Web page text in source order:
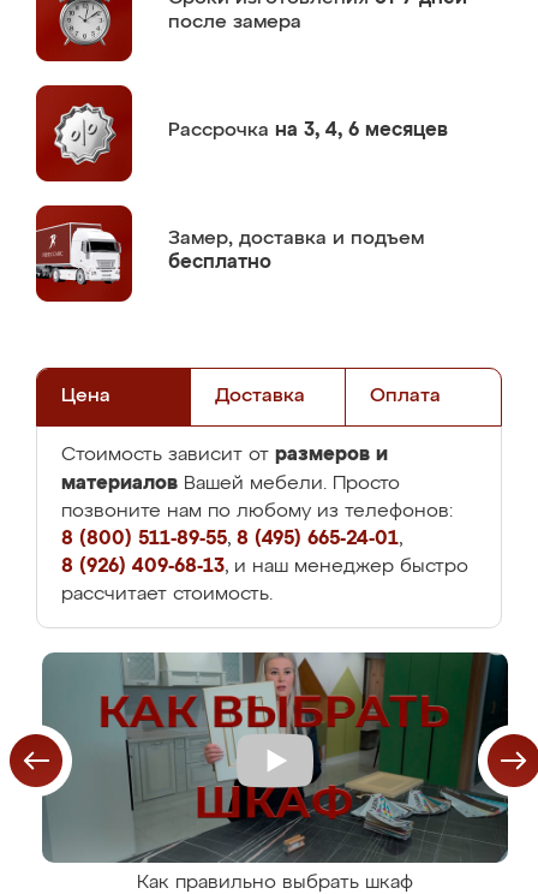
после замера
Рассрочка на 3, 4, 6 месяцев
Замер, доставка и подъем
бесплатно
Цена Доставка Оплата
Стоимость зависит от размеров и
материалов Вашей мебели. Просто
позвоните нам по любому из телефонов:
8 (800) 511-89-55, 8 (495) 665-24-01,
8 (926) 409-68-13, и наш менеджер быстро
рассчитает стоимость.
Как правильно выбрать шкаф